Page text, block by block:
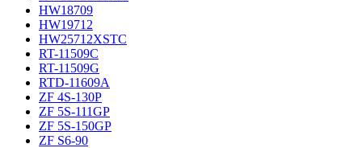
HW18709
HW19712
HW25712XSTC
RT-11509C
RT-11509G
RTD-11609A
ZF 4S-130P
ZF 5S-111GP
ZF 5S-150GP
ZF S6-90